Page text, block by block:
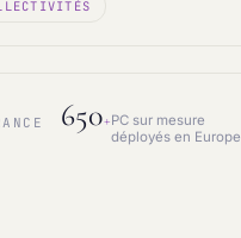
PC sur mesure
650+PC sur mesure
déployés en Europe